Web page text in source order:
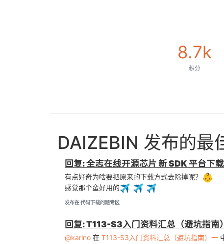
8.7k
积分
DAIZEBIN 发布的最
回复: 全志在线开源芯片 新 SDK 平台下
有点好奇为啥要把原来的下载方式去除掉呢？
感觉那个蛮好用的
发布在 代码下载问题专区
回复: T113-S3入门资料汇总（避坑指南
@karlno 在 T113-S3入门资料汇总（避坑指南）一